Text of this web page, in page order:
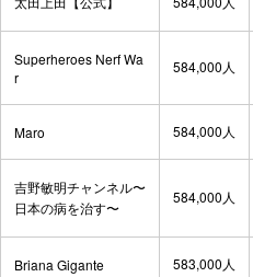
Superheroes Nerf Wa
r
584,000人
Maro 584,000人
吉野敏明チャンネル〜
日本の病を治す〜
584,000人
Briana Gigante 583,000人